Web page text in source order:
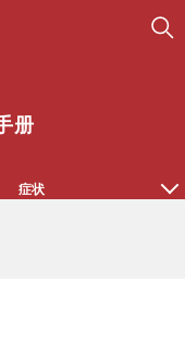
册
症状